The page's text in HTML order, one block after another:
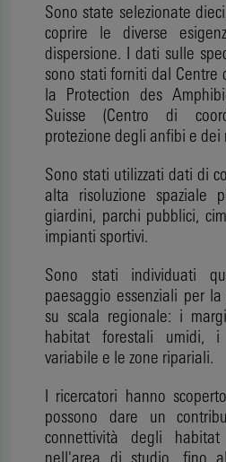
Sono state selezionate
coprire le diverse
dispersione. I dati sulle
sono stati forniti dal Centre
la Protection des
Suisse (Centro di
protezione degli anfibi e dei
Sono stati utilizzati dati di
alta risoluzione spaziale
giardini, parchi pubblici,
impianti sportivi.
Sono stati individuati
paesaggio essenziali per
su scala regionale: i
habitat forestali umidi,
variabile e le zone ripariali.
I ricercatori hanno
possono dare un
connettività degli
nell'area di studio, fino